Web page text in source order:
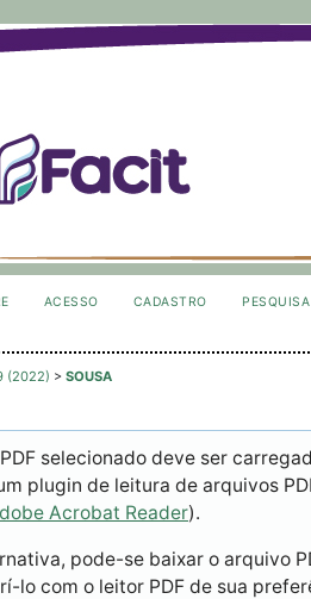
ACESSO CADASTRO
PESQUISA
(2022) > SOUSA
selecionado deve ser
plugin de leitura de arquivos
Acrobat Reader).
pode-se baixar o arquivo
lo com o leitor PDF de sua